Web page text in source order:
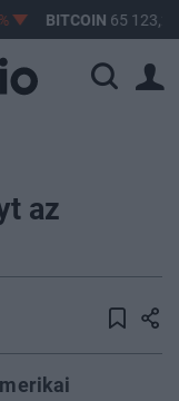
BITCOIN 65 123,22
az